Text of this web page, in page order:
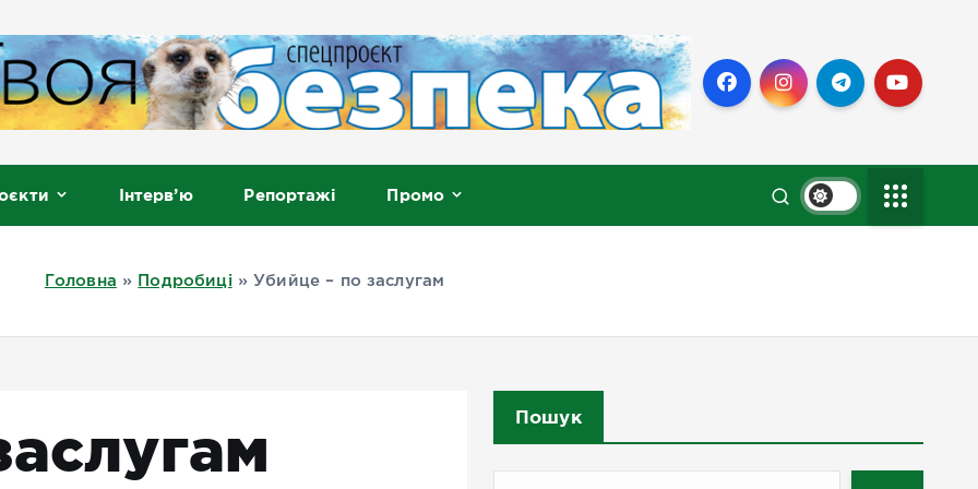
Інтерв’ю Репортажі Промо
Головна » Подробиці » Убийце – по заслугам
Пошук